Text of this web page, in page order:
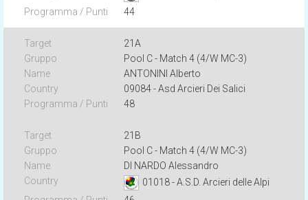
44
21A
Pool C - Match 4 (4/W MC-3)
ANTONINI Alberto
09084 - Asd Arcieri Dei Salici
48
21B
Pool C - Match 4 (4/W MC-3)
DI NARDO Alessandro
01018 - A.S.D. Arcieri delle Alpi